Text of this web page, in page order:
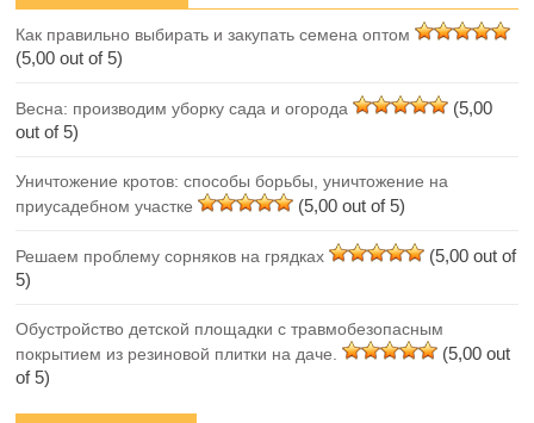
Как правильно выбирать и закупать семена оптом
(5,00 out of 5)
Весна: производим уборку сада и огорода
(5,00
out of 5)
Уничтожение кротов: способы борьбы, уничтожение на
приусадебном участке
(5,00 out of 5)
Решаем проблему сорняков на грядках
(5,00 out of
5)
Обустройство детской площадки с травмобезопасным
покрытием из резиновой плитки на даче.
(5,00 out
of 5)